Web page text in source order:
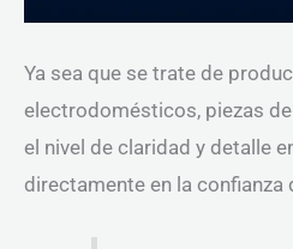
Ya sea que se trate de
electrodomésticos, piezas
el nivel de claridad y detalle
directamente en la confianza